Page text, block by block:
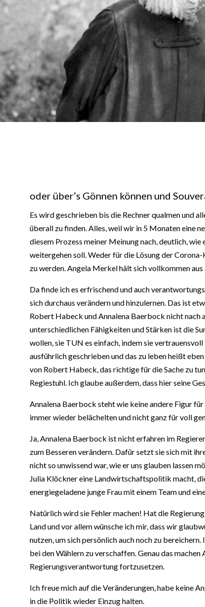
oder über’s Gönnen können und
Es wird geschrieben bis die Rechner qualmen und
überall zu finden. Alles, weil wir in 5 Monaten eine
diesem Prozess meiner Meinung nach, deutlich,
weitergehen soll. Weder für die Lösung der
zu werden. Angela Merkel hält sich vollkommen
Da finde ich es erfrischend und auch
sich durchaus verändern und hinzulernen. Das ist
Robert Habeck und Annalena Baerbock nicht nach
unterschiedlichen Fähigkeiten und Stärken ist die
wollen, sie TUN es einfach, indem sie
ausführlich geschrieben und das zu leben heißt
von Robert Habeck, das richtige für die Sache zu
Regiestuhl. Ich glaube außerdem, dass hier seine
Annalena Baerbock steht wie keine andere Figur
immer wieder belächelten und nicht ganz für voll
Ja, Annalena Baerbock ist nicht erfahren im
zum Besseren verändern. Dafür setzt sie sich mit
nicht so unwissend war, wie er uns glauben lassen
Julia Klöckner eine Landwirtschaftspolitik macht,
energiegeladene junge Frau mit einem Team und
Natürlich wird sie Fehler machen! Hat die
Land und vor allem wünsche ich mir, dass wir
nutzen, um sich persönlich auch noch zu
bei den Wählern zu verschaffen. Genau das
Regierungsverantwortung fortzusetzen.
Ich freue mich auf die Veränderungen, habe keine
in die Politik wieder Einzug halten.